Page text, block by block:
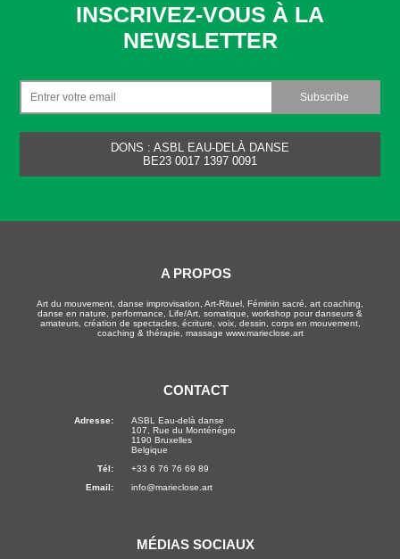
INSCRIVEZ-VOUS À LA
NEWSLETTER
DONS : ASBL EAU-DELÀ DANSE
BE23 0017 1397 0091
A PROPOS
Art du mouvement, danse improvisation, Art-Rituel, Féminin sacré, art coaching,
danse en nature, performance, Life/Art, somatique, workshop pour danseurs &
amateurs, création de spectacles, écriture, voix, dessin, corps en mouvement,
coaching & thérapie, massage www.marieclose.art
CONTACT
Adresse:
ASBL Eau-delà danse
107, Rue du Monténégro
1190 Bruxelles
Belgique
Tél:
+33 6 76 76 69 89
Email:
info@marieclose.art
MÉDIAS SOCIAUX